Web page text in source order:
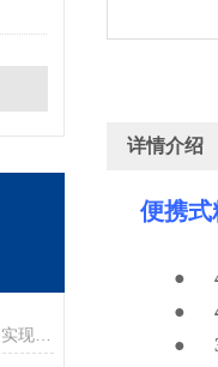
掌握DP70露点仪规范使用方法是实现长期稳定的核心保障
详情介绍
便携式
●
●
●